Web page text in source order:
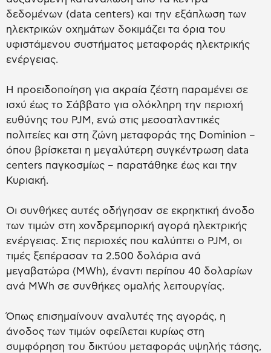
δεδομένων (data centers) και την εξάπλωση των
ηλεκτρικών οχημάτων δοκιμάζει τα όρια του
υφιστάμενου συστήματος μεταφοράς ηλεκτρικής
ενέργειας.
Η προειδοποίηση για ακραία ζέστη παραμένει σε
ισχύ έως το Σάββατο για ολόκληρη την περιοχή
ευθύνης του PJM, ενώ στις μεσοατλαντικές
πολιτείες και στη ζώνη μεταφοράς της Dominion –
όπου βρίσκεται η μεγαλύτερη συγκέντρωση data
centers παγκοσμίως – παρατάθηκε έως και την
Κυριακή.
Οι συνθήκες αυτές οδήγησαν σε εκρηκτική άνοδο
των τιμών στη χονδρεμπορική αγορά ηλεκτρικής
ενέργειας. Στις περιοχές που καλύπτει ο PJM, οι
τιμές ξεπέρασαν τα 2.500 δολάρια ανά
μεγαβατώρα (MWh), έναντι περίπου 40 δολαρίων
ανά MWh σε συνθήκες ομαλής λειτουργίας.
Όπως επισημαίνουν αναλυτές της αγοράς, η
άνοδος των τιμών οφείλεται κυρίως στη
συμφόρηση του δικτύου μεταφοράς υψηλής τάσης,